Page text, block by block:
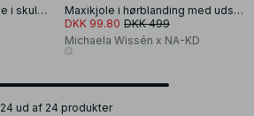
Midikjole med bindedetalje i skulder og flæsedetalje
Maxikjole i hørblanding med udskæring
DKK 99.80 DKK 499
Michaela Wissén x NA-KD
24 ud af 24 produkter